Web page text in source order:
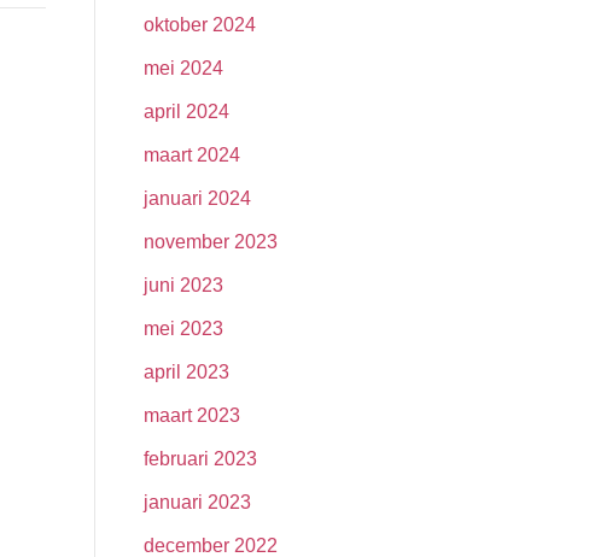
oktober 2024
mei 2024
april 2024
maart 2024
januari 2024
november 2023
juni 2023
mei 2023
april 2023
maart 2023
februari 2023
januari 2023
december 2022